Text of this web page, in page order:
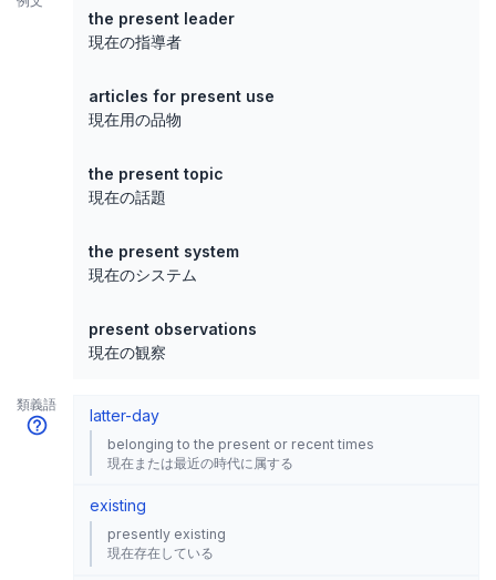
the present leader
現在の指導者
articles for present use
現在用の品物
the present topic
現在の話題
the present system
現在のシステム
present observations
現在の観察
類義語
latter-day
belonging to the present or recent times
現在または最近の時代に属する
existing
presently existing
現在存在している